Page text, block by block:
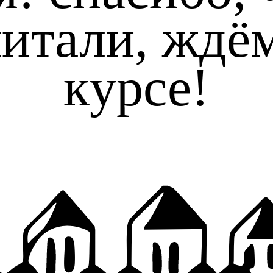
курсе!